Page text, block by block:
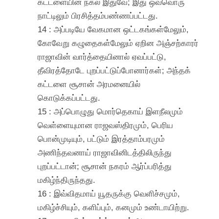
நாட்டிலும் பிரசித்தம்பண்ணப்பட்டது.
14 : அப்படியே வேகமான ஒட்டகங்கள்மேலும்,
கோவேறு கழுதைகள்மேலும் ஏறின அஞ்சற்காரர்
ராஜாவின் வார்த்தையினால் ஏவப்பட்டு,
தீவிரத்தோடே புறப்பட்டுப்போனார்கள்; அந்தக்
கட்டளை சூசான் அரமனையில்
கொடுக்கப்பட்டது.
15 : அப்பொழுது மொர்தெகாய் இளநீலமும்
வெள்ளையுமான ராஜவஸ்திரமும், பெரிய
பொன்முடியும், பட்டும் இரத்தாம்பரமும்
அணிந்தவனாய் ராஜாவினிடத்திலிருந்து
புறப்பட்டான்; சூசான் நகரம் ஆர்ப்பரித்து
மகிழ்ந்திருந்தது.
16 : இவ்விதமாய் யூதருக்கு வெளிச்சமும்,
மகிழ்ச்சியும், களிப்பும், கனமும் உண்டாயிற்று.